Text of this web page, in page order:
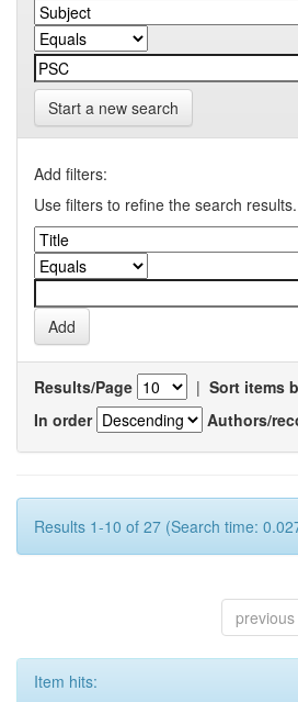
Start a new search
Add filters:
Use filters to refine the search results.
Results/Page | Sort items
In order
Authors/
Results 1-10 of 27 (Search time:
previous
Item hits: